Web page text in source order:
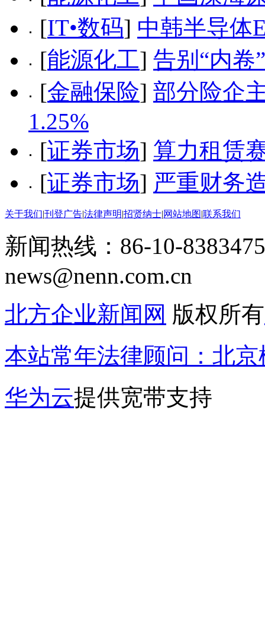
[IT•数码] 中韩半导体
[能源化工] 告别“内卷
[金融保险] 部分险企
1.25%
[证券市场] 算力租赁
[证券市场] 严重财务
关于我们|刊登广告|法律声明|招贤纳士|网站地图|联系我们
新闻热线：86-10-
news@nenn.com.cn
北方企业新闻网 版权所有
本站常年法律顾问：北
华为云提供宽带支持